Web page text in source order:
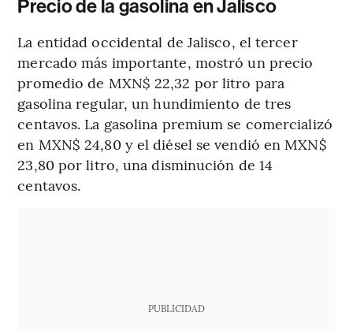
Precio de la gasolina en Jalisco
La entidad occidental de Jalisco, el tercer
mercado más importante, mostró un precio
promedio de MXN$ 22,32 por litro para
gasolina regular, un hundimiento de tres
centavos. La gasolina premium se comercializó
en MXN$ 24,80 y el diésel se vendió en MXN$
23,80 por litro, una disminución de 14
centavos.
PUBLICIDAD